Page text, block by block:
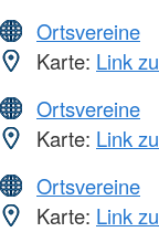
Ortsvereine
Karte: Link
Ortsvereine
Karte: Link
Ortsvereine
Karte: Link